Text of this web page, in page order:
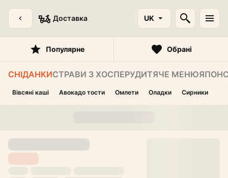
Доставка UK
Популярне Обрані
СНІДАНКИСТРАВИ З ХОСПЕРУДИТЯЧЕ МЕНЮ
Вівсяні каші Авокадо тости Омлети Оладки Сирники